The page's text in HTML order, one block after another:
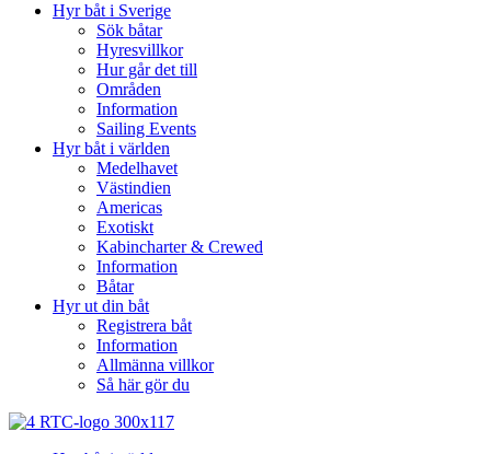
Hyr båt i Sverige
Sök båtar
Hyresvillkor
Hur går det till
Områden
Information
Sailing Events
Hyr båt i världen
Medelhavet
Västindien
Americas
Exotiskt
Kabincharter & Crewed
Information
Båtar
Hyr ut din båt
Registrera båt
Information
Allmänna villkor
Så här gör du